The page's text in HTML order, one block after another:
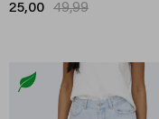
25,00 49,99